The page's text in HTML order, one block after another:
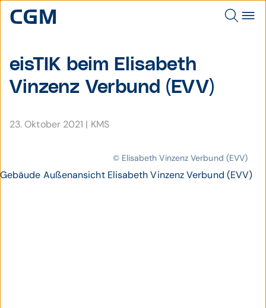
eisTIK beim Elisabeth
Vinzenz Verbund (EVV)
23. Oktober 2021 | KMS
© Elisabeth Vinzenz Verbund (EVV)
Gebäude Außenansicht Elisabeth Vinzenz Verbund (EVV)